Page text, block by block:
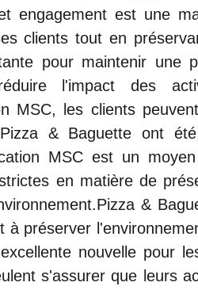
engagement est une
clients tout en
pour maintenir une
l'impact des
MSC, les clients
& Baguette ont
MSC est un
en matière de
&
préserver
nouvelle pour
s'assurer que leurs